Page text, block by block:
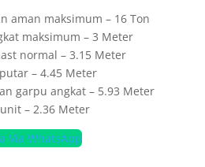
aman maksimum – 16 Ton
maksimum – 3 Meter
normal – 3.15 Meter
– 4.45 Meter
garpu angkat – 5.93 Meter
– 2.36 Meter
Via WhatsApp